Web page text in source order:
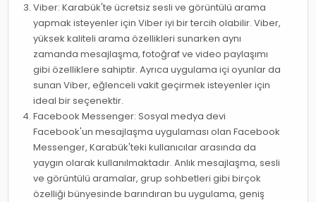
Viber: Karabük'te ücretsiz sesli ve görüntülü arama
yapmak isteyenler için Viber iyi bir tercih olabilir. Viber,
yüksek kaliteli arama özellikleri sunarken aynı
zamanda mesajlaşma, fotoğraf ve video paylaşımı
gibi özelliklere sahiptir. Ayrıca uygulama içi oyunlar da
sunan Viber, eğlenceli vakit geçirmek isteyenler için
ideal bir seçenektir.
Facebook Messenger: Sosyal medya devi
Facebook'un mesajlaşma uygulaması olan Facebook
Messenger, Karabük'teki kullanıcılar arasında da
yaygın olarak kullanılmaktadır. Anlık mesajlaşma, sesli
ve görüntülü aramalar, grup sohbetleri gibi birçok
özelliği bünyesinde barındıran bu uygulama, geniş